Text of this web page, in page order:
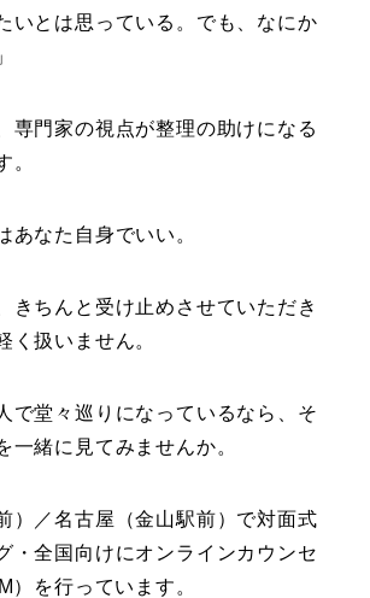
いとは思っている。でも、なにか
専門家の視点が整理の助けになる
。
あなた自身でいい。
きちんと受け止めさせていただき
く扱いません。
で堂々巡りになっているなら、そ
一緒に見てみませんか。
）／名古屋（金山駅前）で対面式
・全国向けにオンラインカウンセ
）を行っています。